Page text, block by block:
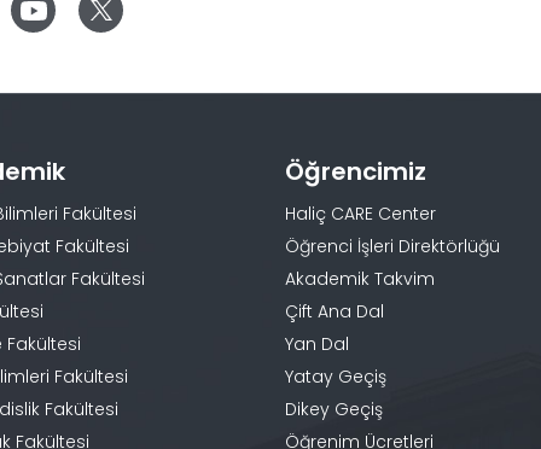
Fakültesi
Fakültesi
Fakültesi
Fakültesi
Fakültesi
Fakültesi
Fakültesi
Öğrencimiz
Haliç CARE Center
Öğrenci İşleri Direktörlüğü
Akademik Takvim
Çift Ana Dal
Yan Dal
Yatay Geçiş
Dikey Geçiş
Öğrenim Ücretleri